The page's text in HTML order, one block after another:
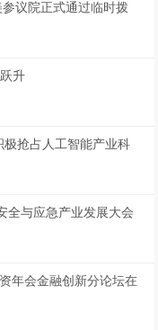
议院正式通过临时拨
升
抢占人工智能产业科
全与应急产业发展大会
年会金融创新分论坛在